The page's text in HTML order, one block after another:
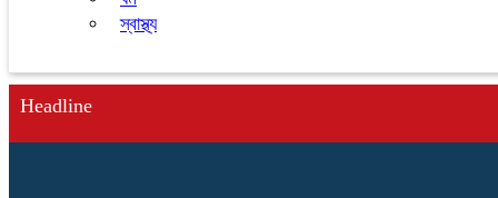
স্বাস্থ্য
Headline